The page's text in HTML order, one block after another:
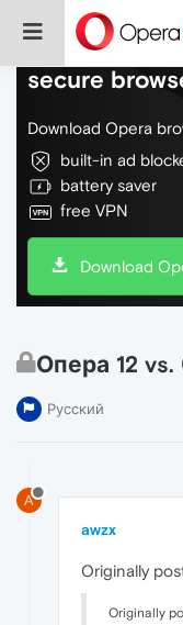
Do more on
secure
Download Opera
built-in ad
battery saver
free VPN
Download
Опера 12 vs.
Русский
A
awzx
Originally
Originally